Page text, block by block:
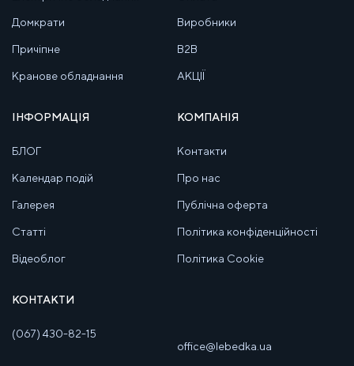
Домкрати
Причіпне
Кранове обладнання
Виробники
B2B
АКЦІЇ
ІНФОРМАЦІЯ
БЛОГ
Календар подій
Галерея
Статті
Відеоблог
КОМПАНІЯ
Контакти
Про нас
Публічна оферта
Політика конфіденційності
Політика Cookie
КОНТАКТИ
(067) 430-82-15
office@lebedka.ua